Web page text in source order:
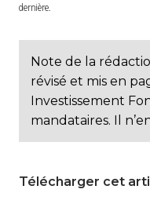
dernière.
Note de la
révisé et mis en
Investissement
mandataires. Il
Télécharger cet